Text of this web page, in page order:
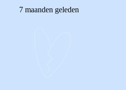
7 maanden geleden